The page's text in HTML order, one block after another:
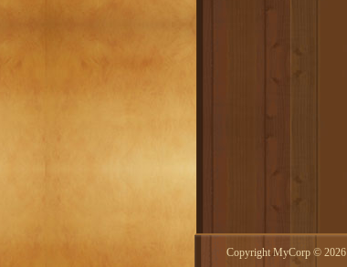
Copyright MyCorp © 2026